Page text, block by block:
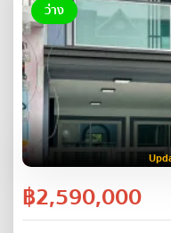
ว่าง
฿2,590,000